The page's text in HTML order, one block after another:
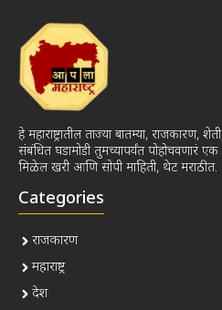
हे महाराष्ट्रातील ताज्या बातम्या, राजकारण,
संबंधित घडामोडी तुमच्यापर्यंत पोहोचवणारं एक
मिळेल खरी आणि सोपी माहिती, थेट मराठीत.
Categories
राजकारण
महाराष्ट्र
देश